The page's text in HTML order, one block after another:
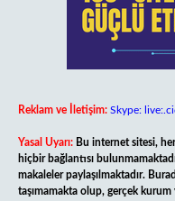
Reklam ve İletişim: Skype:
Yasal Uyarı: Bu internet sitesi,
hiçbir bağlantısı
makaleler paylaşılmaktadır.
taşımamakta olup, gerçek kurum